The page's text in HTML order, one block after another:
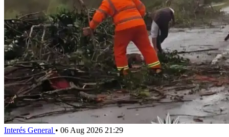
Interés General • 06 Aug 2026 21:29